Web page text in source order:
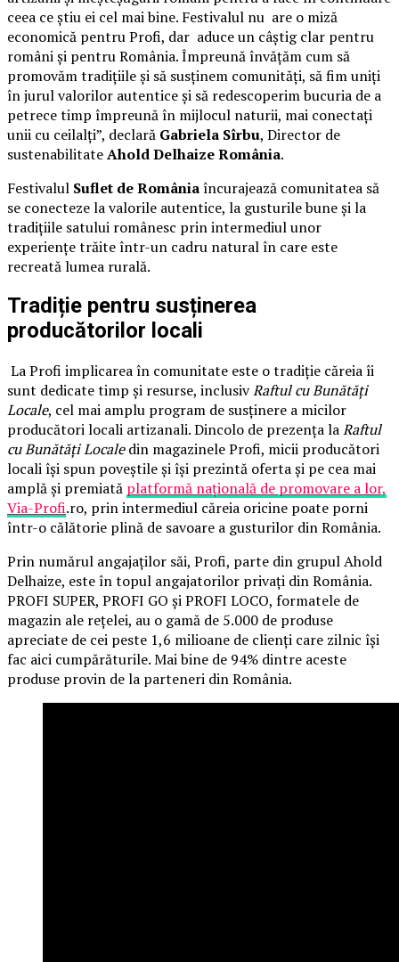
ceea ce știu ei cel mai bine. Festivalul nu are o miză
economică pentru Profi, dar aduce un câștig clar pentru
români și pentru România. Împreună învățăm cum să
promovăm tradițiile și să susținem comunități, să fim uniți
în jurul valorilor autentice și să redescoperim bucuria de a
petrece timp împreună în mijlocul naturii, mai conectați
unii cu ceilalți”, declară Gabriela Sîrbu, Director de
sustenabilitateAhold Delhaize România.
Festivalul Suflet de Româniaîncurajează comunitatea să
se conecteze la valorile autentice, la gusturile bune și la
tradițiile satului românesc prin intermediul unor
experiențe trăite într-un cadru natural în care este
recreată lumea rurală.
Tradiție pentru susținerea
producătorilor locali
La Profi implicarea în comunitate este o tradiție căreia îi
sunt dedicate timp și resurse, inclusivRaftul cu Bunătăți
Locale, cel mai amplu program de susținere a micilor
producători locali artizanali. Dincolo de prezența laRaftul
cu Bunătăți Localedin magazinele Profi, micii producători
locali își spun poveștile și își prezintă oferta și pe cea mai
amplă și premiată platformă națională de promovare a lor,
Via-Profi.ro, prin intermediul căreia oricine poate porni
într-o călătorie plină de savoare a gusturilor din România.
Prin numărul angajaților săi, Profi, parte din grupul Ahold
Delhaize, este în topul angajatorilor privați din România.
PROFI SUPER, PROFI GO și PROFI LOCO, formatele de
magazin ale rețelei, au o gamă de 5.000 de produse
apreciate de cei peste 1,6 milioane de clienți care zilnic își
fac aici cumpărăturile. Mai bine de 94% dintre aceste
produse provin de la parteneri din România.